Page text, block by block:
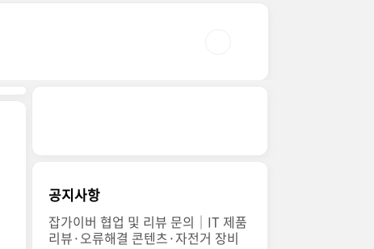
공지사항
잡가이버 협업 및 리뷰 문의｜IT 제품
리뷰·오류해결 콘텐츠·자전거 장비